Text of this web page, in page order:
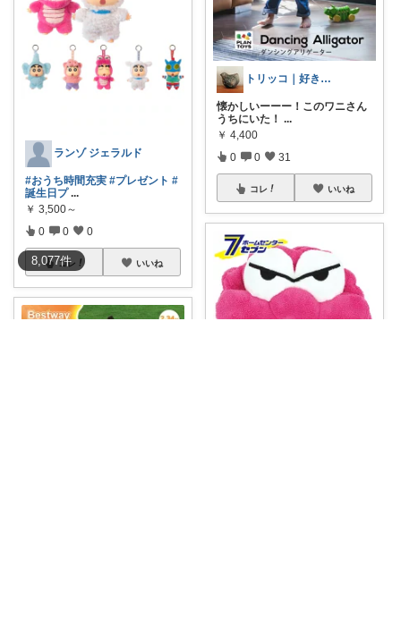
8,077件
ランゾ ジェラルド
#おうち時間充実 #プレゼント #
誕生日プ ...
￥ 3,500～
0 0 0
コレ いいね
トリッコ｜好きな雑貨・インテリア
懐かしいーーー！このワニさん
うちにいた！ ...
￥ 4,400
0 0 31
コレ いいね